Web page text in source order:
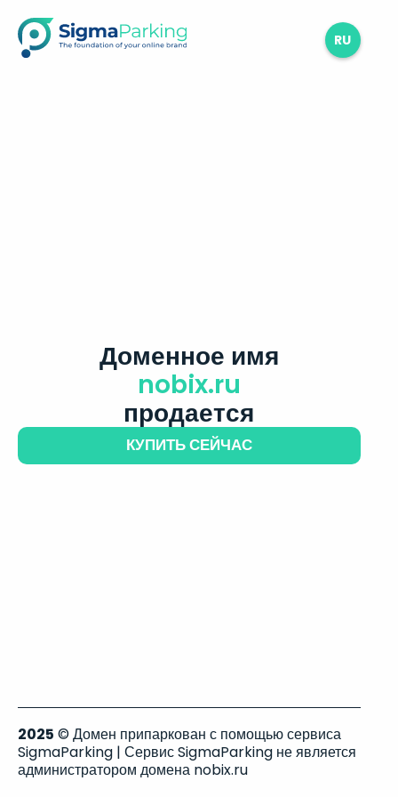
RU
Доменное имя
nobix.ru
продается
КУПИТЬ СЕЙЧАС
2025 © Домен припаркован с помощью сервиса
SigmaParking | Сервис SigmaParking не является
администратором домена nobix.ru